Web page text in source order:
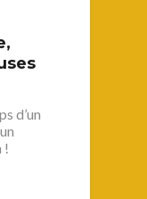
d’un
!